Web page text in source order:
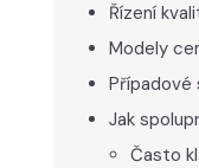
Řízení
Modely
Případové
Jak
Často